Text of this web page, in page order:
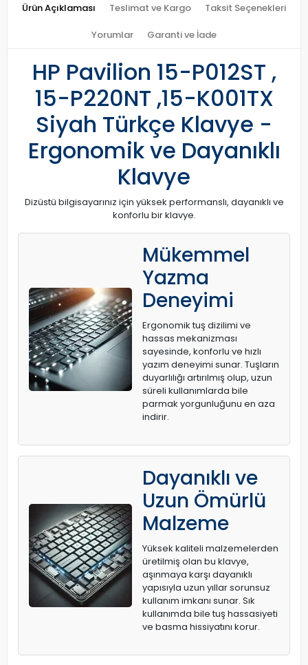
Ürün Açıklaması Teslimat ve Kargo Taksit Seçenekleri
Yorumlar Garanti ve İade
HP Pavilion 15-P012ST ,
15-P220NT ,15-K001TX
Siyah Türkçe Klavye -
Ergonomik ve Dayanıklı
Klavye
Dizüstü bilgisayarınız için yüksek performanslı, dayanıklı ve
konforlu bir klavye.
Mükemmel
Yazma
Deneyimi
Ergonomik tuş dizilimi ve
hassas mekanizması
sayesinde, konforlu ve hızlı
yazım deneyimi sunar. Tuşların
duyarlılığı artırılmış olup, uzun
süreli kullanımlarda bile
parmak yorgunluğunu en aza
indirir.
Dayanıklı ve
Uzun Ömürlü
Malzeme
Yüksek kaliteli malzemelerden
üretilmiş olan bu klavye,
aşınmaya karşı dayanıklı
yapısıyla uzun yıllar sorunsuz
kullanım imkanı sunar. Sık
kullanımda bile tuş hassasiyeti
ve basma hissiyatını korur.